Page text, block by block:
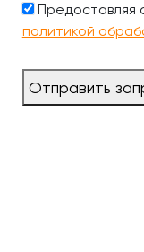
Предоставляя
политикой
Отправить